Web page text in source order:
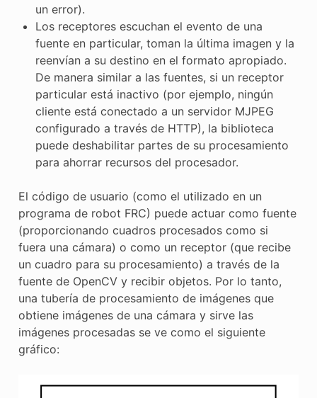
un error).
Los receptores escuchan el evento de una
fuente en particular, toman la última imagen y la
reenvían a su destino en el formato apropiado.
De manera similar a las fuentes, si un receptor
particular está inactivo (por ejemplo, ningún
cliente está conectado a un servidor MJPEG
configurado a través de HTTP), la biblioteca
puede deshabilitar partes de su procesamiento
para ahorrar recursos del procesador.
El código de usuario (como el utilizado en un
programa de robot FRC) puede actuar como fuente
(proporcionando cuadros procesados ​​como si
fuera una cámara) o como un receptor (que recibe
un cuadro para su procesamiento) a través de la
fuente de OpenCV y recibir objetos. Por lo tanto,
una tubería de procesamiento de imágenes que
obtiene imágenes de una cámara y sirve las
imágenes procesadas se ve como el siguiente
gráfico: